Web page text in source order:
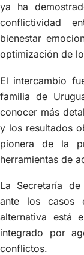
ya ha
conflictividad
bienestar
optimización de
El intercambio
familia de
conocer más
y los resultados
pionera de la
herramientas de
La Secretaría
ante los casos
alternativa está
integrado por
conflictos.